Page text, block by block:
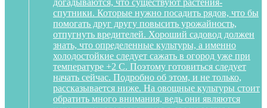
догадываются, что существуют растения-
спутники. Которые нужно посадить рядов, что бы
помогать друг другу повысить урожайность,
отпугнуть вредителей. Хороший садовод должен
знать, что определенные культуры, а именно
холодостойкие следует сажать в огород уже при
температуре +2 С. Поэтому готовиться следует
начать сейчас. Подробно об этом, и не только,
рассказывается ниже. На овощные культуры стоит
обратить много внимания, ведь они являются